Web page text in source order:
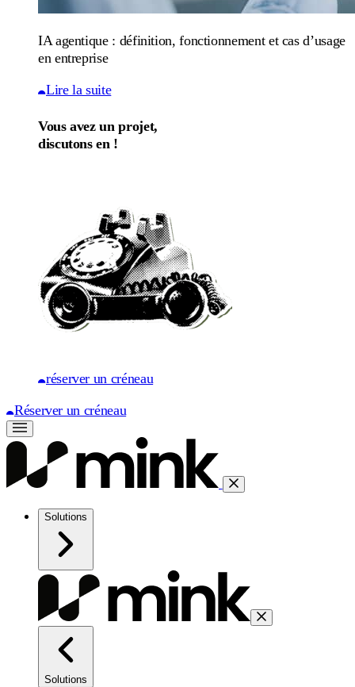
IA agentique : définition, fonctionnement et cas d’usage
en entreprise
Lire la suite
Vous avez un projet,
discutons en !
réserver un créneau
Réserver un créneau
Solutions
Solutions